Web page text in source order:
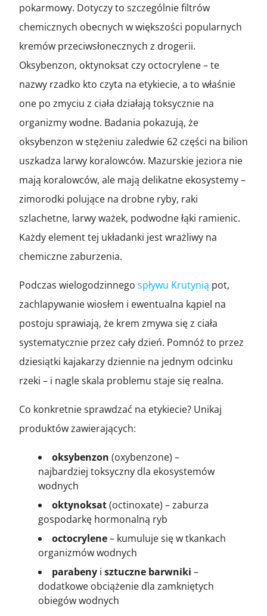
pokarmowy. Dotyczy to szczególnie filtrów
chemicznych obecnych w większości popularnych
kremów przeciwsłonecznych z drogerii.
Oksybenzon, oktynoksat czy octocrylene – te
nazwy rzadko kto czyta na etykiecie, a to właśnie
one po zmyciu z ciała działają toksycznie na
organizmy wodne. Badania pokazują, że
oksybenzon w stężeniu zaledwie 62 części na bilion
uszkadza larwy koralowców. Mazurskie jeziora nie
mają koralowców, ale mają delikatne ekosystemy –
zimorodki polujące na drobne ryby, raki
szlachetne, larwy ważek, podwodne łąki ramienic.
Każdy element tej układanki jest wrażliwy na
chemiczne zaburzenia.
Podczas wielogodzinnego spływu Krutynią pot,
zachlapywanie wiosłem i ewentualna kąpiel na
postoju sprawiają, że krem zmywa się z ciała
systematycznie przez cały dzień. Pomnóż to przez
dziesiątki kajakarzy dziennie na jednym odcinku
rzeki – i nagle skala problemu staje się realna.
Co konkretnie sprawdzać na etykiecie? Unikaj
produktów zawierających:
oksybenzon (oxybenzone) –
najbardziej toksyczny dla ekosystemów
wodnych
oktynoksat(octinoxate) – zaburza
gospodarkę hormonalną ryb
octocrylene– kumuluje się w tkankach
organizmów wodnych
parabeny i sztuczne barwniki –
dodatkowe obciążenie dla zamkniętych
obiegów wodnych